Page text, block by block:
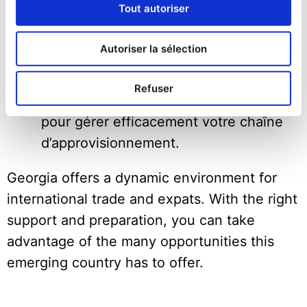
Tout autoriser
Autoriser la sélection
Refuser
Réglementation: veiller au respect des
lois et réglementations locales afin
d’éviter tout problème juridique.
partenaire logistique fiable comme MBE
pour gérer efficacement votre chaîne
d’approvisionnement.
Georgia offers a dynamic environment for
international trade and expats. With the right
support and preparation, you can take
advantage of the many opportunities this
emerging country has to offer.